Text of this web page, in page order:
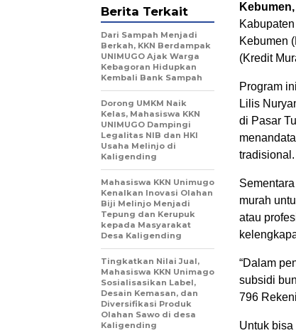
Kebumen
(Kredit
Program
Lilis
di Pasar
tradisional.
murah
atau
“Dalam
subsidi
796
Untuk
Berita Terkait
Dari Sampah Menjadi
Berkah, KKN Berdampak
UNIMUGO Ajak Warga
Kebagoran Hidupkan
Kembali Bank Sampah
Dorong UMKM Naik
Kelas, Mahasiswa KKN
UNIMUGO Dampingi
Legalitas NIB dan HKI
Usaha Melinjo di
Kaligending
Mahasiswa KKN Unimugo
Kenalkan Inovasi Olahan
Biji Melinjo Menjadi
Tepung dan Kerupuk
kepada Masyarakat
Desa Kaligending
Tingkatkan Nilai Jual,
Mahasiswa KKN Unimago
Sosialisasikan Label,
Desain Kemasan, dan
Diversifikasi Produk
Olahan Sawo di desa
Kaligending